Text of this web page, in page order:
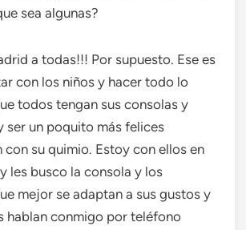
sea algunas?
a todas!!! Por supuesto. Ese es
con los niños y hacer todo lo
todos tengan sus consolas y
ser un poquito más felices
con su quimio. Estoy con ellos en
les busco la consola y los
mejor se adaptan a sus gustos y
hablan conmigo por teléfono